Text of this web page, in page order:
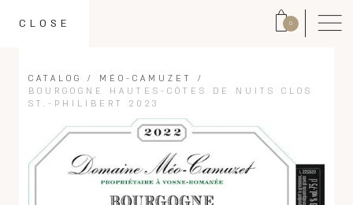
0
CLOSE
CATALOG / MÉO-CAMUZET
/
BOURGOGNE HAUTES-CÔTES DE NUITS CLOS
ST.-PHILIBERT 2023